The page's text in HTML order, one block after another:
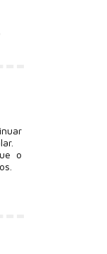
o